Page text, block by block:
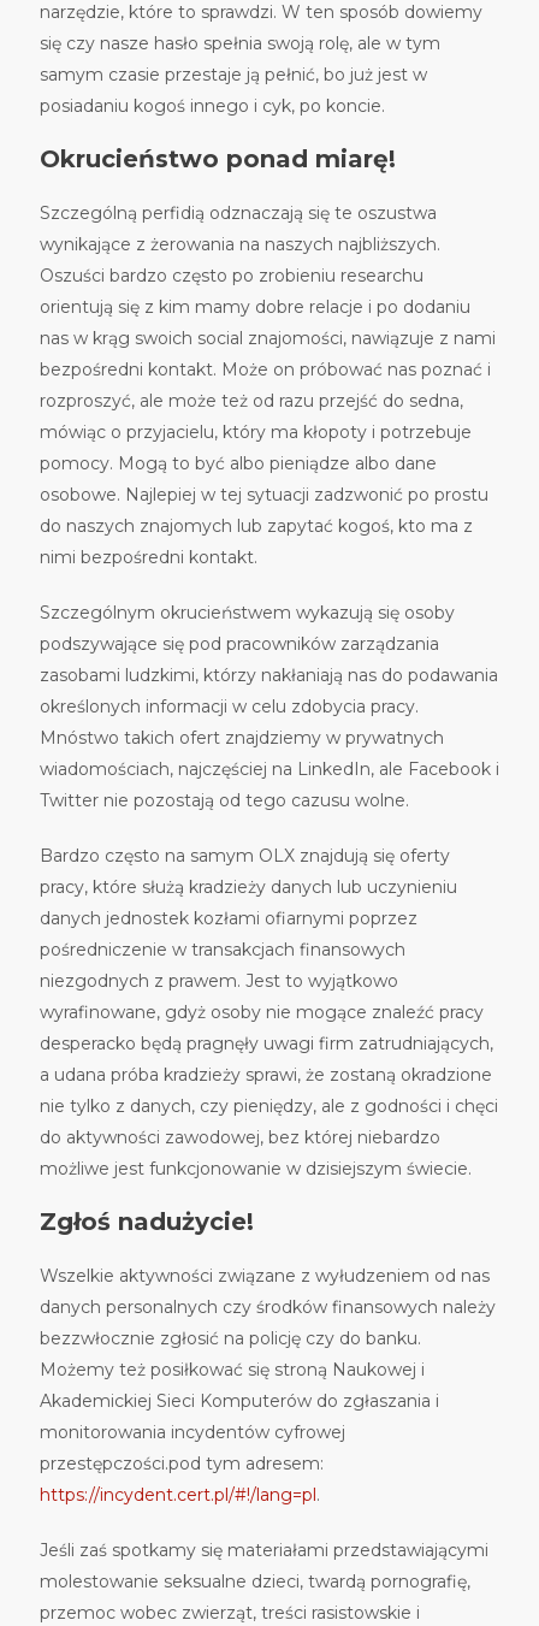
narzędzie, które to sprawdzi. W ten sposób dowiemy
się czy nasze hasło spełnia swoją rolę, ale w tym
samym czasie przestaje ją pełnić, bo już jest w
posiadaniu kogoś innego i cyk, po koncie.
Okrucieństwo ponad miarę!
Szczególną perfidią odznaczają się te oszustwa
wynikające z żerowania na naszych najbliższych.
Oszuści bardzo często po zrobieniu researchu
orientują się z kim mamy dobre relacje i po dodaniu
nas w krąg swoich social znajomości, nawiązuje z nami
bezpośredni kontakt. Może on próbować nas poznać i
rozproszyć, ale może też od razu przejść do sedna,
mówiąc o przyjacielu, który ma kłopoty i potrzebuje
pomocy. Mogą to być albo pieniądze albo dane
osobowe. Najlepiej w tej sytuacji zadzwonić po prostu
do naszych znajomych lub zapytać kogoś, kto ma z
nimi bezpośredni kontakt.
Szczególnym okrucieństwem wykazują się osoby
podszywające się pod pracowników zarządzania
zasobami ludzkimi, którzy nakłaniają nas do podawania
określonych informacji w celu zdobycia pracy.
Mnóstwo takich ofert znajdziemy w prywatnych
wiadomościach, najczęściej na LinkedIn, ale Facebook i
Twitter nie pozostają od tego cazusu wolne.
Bardzo często na samym OLX znajdują się oferty
pracy, które służą kradzieży danych lub uczynieniu
danych jednostek kozłami ofiarnymi poprzez
pośredniczenie w transakcjach finansowych
niezgodnych z prawem. Jest to wyjątkowo
wyrafinowane, gdyż osoby nie mogące znaleźć pracy
desperacko będą pragnęły uwagi firm zatrudniających,
a udana próba kradzieży sprawi, że zostaną okradzione
nie tylko z danych, czy pieniędzy, ale z godności i chęci
do aktywności zawodowej, bez której niebardzo
możliwe jest funkcjonowanie w dzisiejszym świecie.
Zgłoś nadużycie!
Wszelkie aktywności związane z wyłudzeniem od nas
danych personalnych czy środków finansowych należy
bezzwłocznie zgłosić na policję czy do banku.
Możemy też posiłkować się stroną Naukowej i
Akademickiej Sieci Komputerów do zgłaszania i
monitorowania incydentów cyfrowej
przestępczości.pod tym adresem:
https://incydent.cert.pl/#!/lang=pl .
Jeśli zaś spotkamy się materiałami przedstawiającymi
molestowanie seksualne dzieci, twardą pornografię,
przemoc wobec zwierząt, treści rasistowskie i